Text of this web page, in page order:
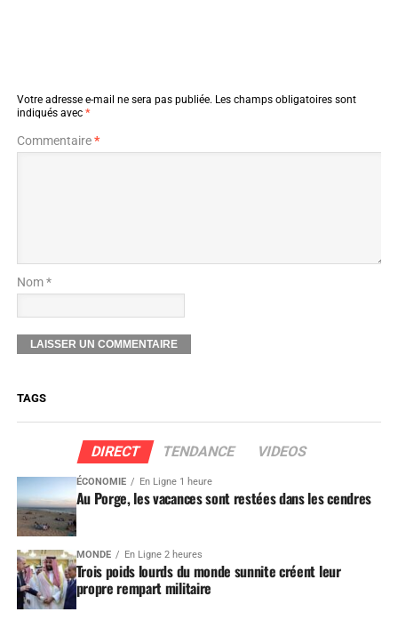
Votre adresse e-mail ne sera pas publiée. Les champs obligatoires sont
indiqués avec *
Commentaire*
Nom *
TAGS
DIRECT TENDANCE VIDEOS
ÉCONOMIE En Ligne 1 heure
Au Porge, les vacances sont restées dans les cendres
MONDE En Ligne 2 heures
Trois poids lourds du monde sunnite créent leur
propre rempart militaire